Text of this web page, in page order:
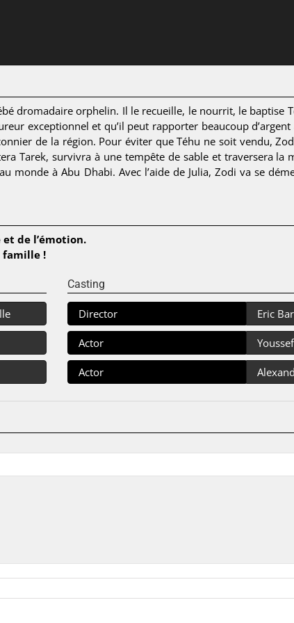
dromadaire orphelin. Il le recueille, le nourrit, le baptise
exceptionnel et qu’il peut rapporter beaucoup
de la région. Pour éviter que Téhu ne soit vendu,
Tarek, survivra à une tempête de sable et traversera la
monde à Abu Dhabi. Avec l’aide de Julia, Zodi va se
de l’émotion.
famille !
Casting
Director Eric
Actor
Actor